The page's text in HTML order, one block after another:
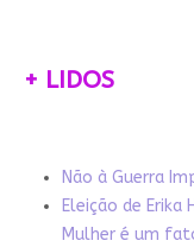
+ LIDOS
Não à Guerra
Eleição de
Mulher é um